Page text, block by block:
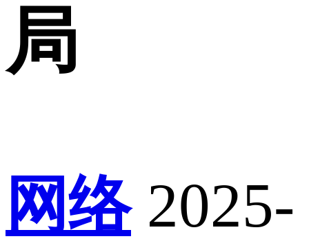
局
网络 2025-